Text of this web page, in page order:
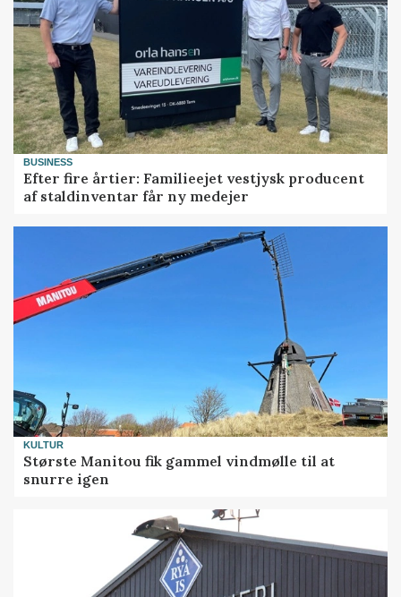
BUSINESS
Efter fire årtier: Familieejet vestjysk producent
af staldinventar får ny medejer
KULTUR
Største Manitou fik gammel vindmølle til at
snurre igen